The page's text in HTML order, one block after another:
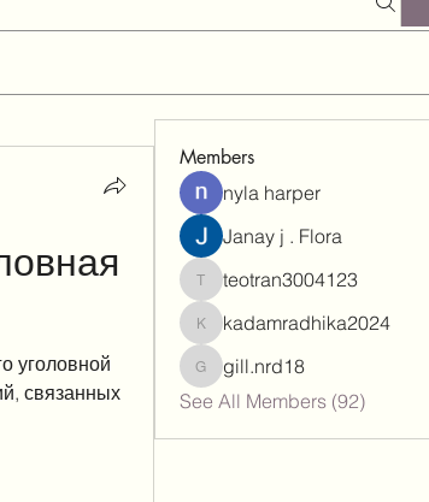
уголовной
связанных
Members
nyla harper
Janay j . Flora
teotran3004123
teotran3004123
kadamradhika2024
kadamradhika2024
gill.nrd18
gill.nrd18
See All Members (92)